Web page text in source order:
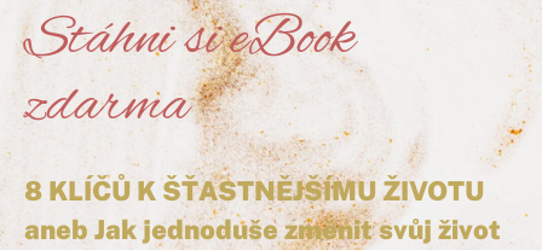
Stáhni si eBook
zdarma
8 KLÍČŮ K ŠŤASTNĚJŠÍMU ŽIVOTU
aneb Jak jednoduše změnit svůj život